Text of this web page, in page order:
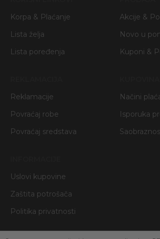
Korpa & Plaćanje
Lista želja
Lista poređenja
Akcije &
Novo u
Kuponi &
Reklamacije
Povraćaj robe
Povraćaj sredstava
Načini
Isporuka
Uslovi kupovine
Zaštita potrošača
Politika privatnosti